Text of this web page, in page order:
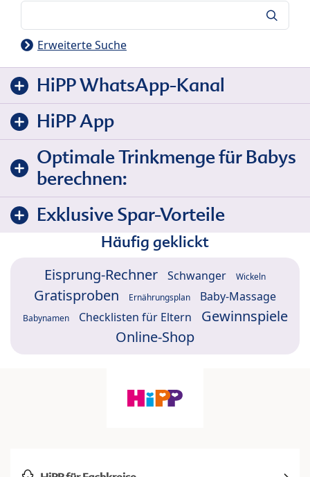
Erweiterte Suche
HiPP WhatsApp-Kanal
HiPP App
Optimale Trinkmenge für Babys
berechnen:
Exklusive Spar-Vorteile
Häufig geklickt
Eisprung-Rechner Schwanger Wickeln
Gratisproben Ernährungsplan Baby-Massage
Babynamen Checklisten für Eltern
Gewinnspiele
Online-Shop